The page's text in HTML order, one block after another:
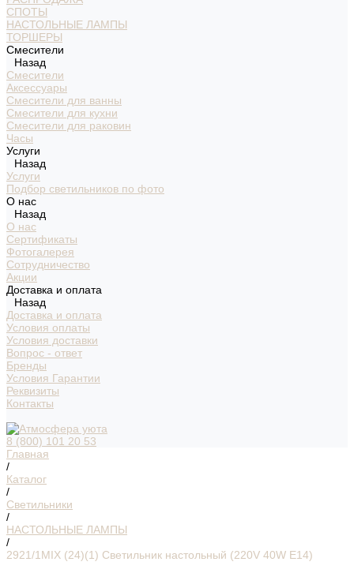
СПОТЫ
НАСТОЛЬНЫЕ ЛАМПЫ
ТОРШЕРЫ
Смесители
Назад
Смесители
Аксессуары
Смесители для ванны
Смесители для кухни
Смесители для раковин
Часы
Услуги
Назад
Услуги
Подбор светильников по фото
О нас
Назад
О нас
Сертификаты
Фотогалерея
Сотрудничество
Акции
Доставка и оплата
Назад
Доставка и оплата
Условия оплаты
Условия доставки
Вопрос - ответ
Бренды
Условия Гарантии
Реквизиты
Контакты
8 (800) 101 20 53
Главная
/
Каталог
/
Светильники
/
НАСТОЛЬНЫЕ ЛАМПЫ
/
2921/1MIX (24)(1) Светильник настольный (220V 40W E14)